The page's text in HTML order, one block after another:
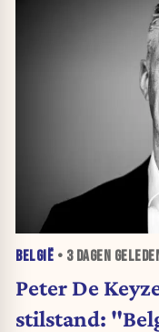
BELGIË • 3 DAGEN
Peter De
stilstand: